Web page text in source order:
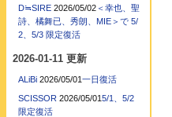
D≒SIRE 2026/05/02＜幸也、聖
詩、橘舞已、秀朗、MIE＞で 5/
2、5/3 限定復活
2026-01-11 更新
ALiBi 2026/05/01一日復活
SCISSOR 2026/05/015/1、5/2
限定復活